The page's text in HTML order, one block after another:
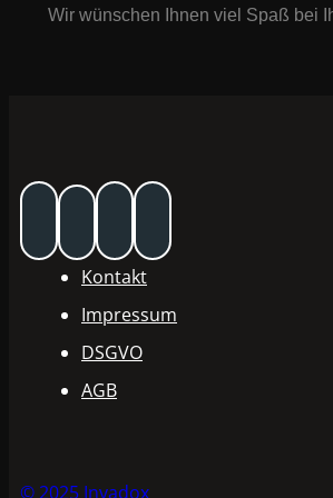
Wir wünschen Ihnen viel Spaß bei
Kontakt
Impressum
DSGVO
AGB
© 2025 Invadox